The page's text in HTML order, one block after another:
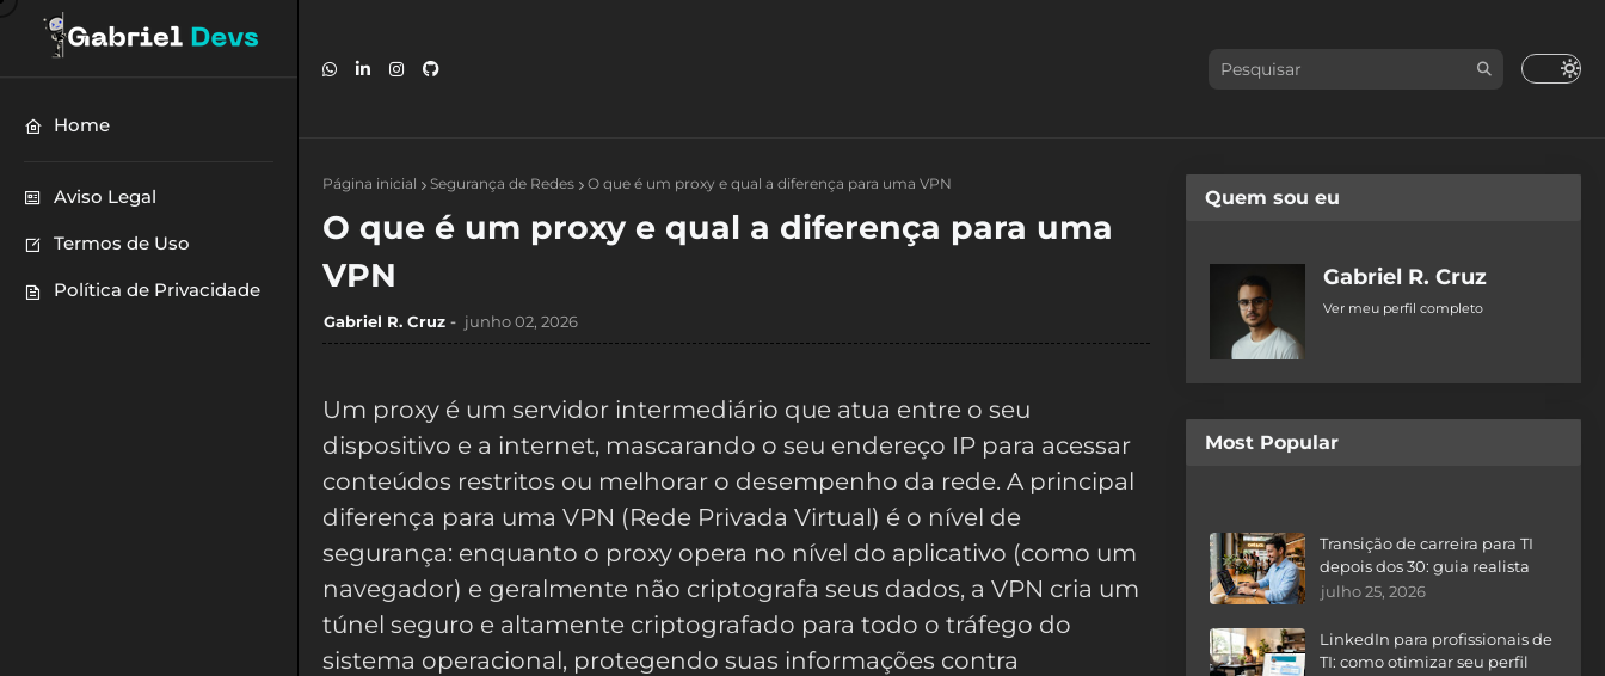
Home
Aviso Legal
Termos de Uso
Política de Privacidade
Página inicial Segurança de Redes O que é um proxy e qual a diferença para uma VPN
O que é um proxy e qual a diferença para uma
VPN
Gabriel R. Cruz junho 02, 2026
Um proxy é um servidor intermediário que atua entre o seu
dispositivo e a internet, mascarando o seu endereço IP para acessar
conteúdos restritos ou melhorar o desempenho da rede. A principal
diferença para uma VPN (Rede Privada Virtual) é o nível de
segurança: enquanto o proxy opera no nível do aplicativo (como um
navegador) e geralmente não criptografa seus dados, a VPN cria um
túnel seguro e altamente criptografado para todo o tráfego do
sistema operacional, protegendo suas informações contra
Quem sou eu
Gabriel R. Cruz
Ver meu perfil completo
Most Popular
Transição de carreira para TI
depois dos 30: guia realista
julho 25, 2026
LinkedIn para profissionais de
TI: como otimizar seu perfil